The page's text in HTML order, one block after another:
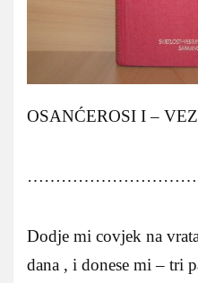
OSANĆEROSI I –
Dodje mi covjek na
dana , i donese mi – tri